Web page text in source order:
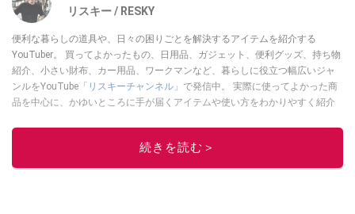
リスキー / RESKY
便利な暮らしの道具や、日々の困りごとを解決するアイテムを紹介する
YouTuber。 買ってよかったもの、日用品、ガジェット、便利グッズ、持ち物
紹介、小さい財布、カー用品、ワークマンなど、暮らしに役立つ幅広いジャ
ンルをYouTube「 リスキーチャンネル 」で発信中。 実際に使ってよかった商
品を中心に、かゆいところに手が届くアイテムや使い方をわかりやすく紹介
このイチオシストの他の記事を読む
続きを読む＞